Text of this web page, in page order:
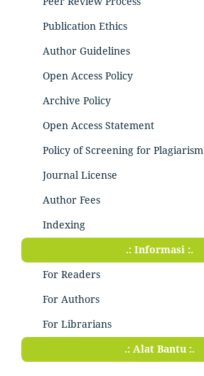
Publication Ethics
Author Guidelines
Open Access Policy
Archive Policy
Open Access Statement
Policy of Screening for Plagiarism
Journal License
Author Fees
Indexing
.: Informasi :.
For Readers
For Authors
For Librarians
.: Alat Bantu :.